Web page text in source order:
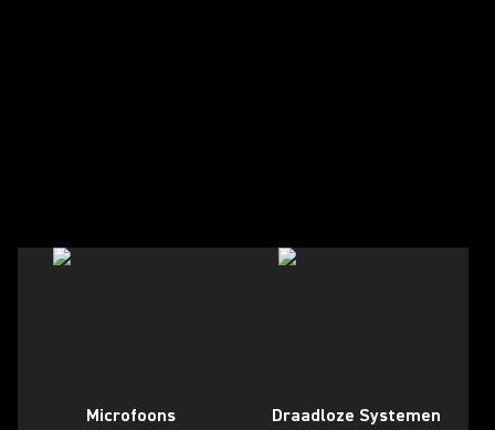
Microfoons Draadloze Systemen